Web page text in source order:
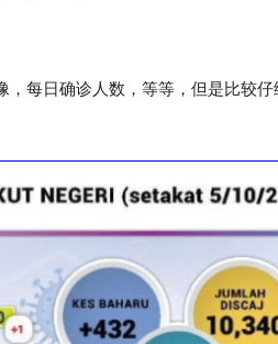
每日确诊人数，等等，但是比较